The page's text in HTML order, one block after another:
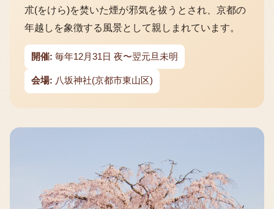
朮(をけら)を焚いた煙が邪気を祓うとされ、京都の
年越しを象徴する風景として親しまれています。
開催: 毎年12月31日 夜〜翌元旦未明
会場: 八坂神社(京都市東山区)